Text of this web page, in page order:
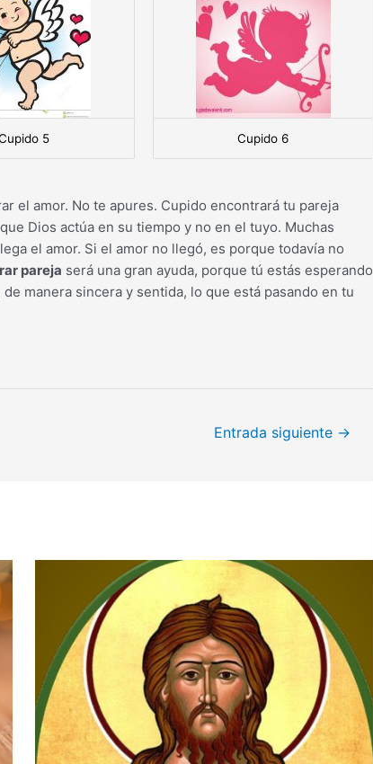
5 Cupido 6
el amor. No te apures. Cupido encontrará tu pareja
Dios actúa en su tiempo y no en el tuyo. Muchas
el amor. Si el amor no llegó, es porque todavía no
pareja será una gran ayuda, porque tú estás esperando
manera sincera y sentida, lo que está pasando en tu
Entrada siguiente →